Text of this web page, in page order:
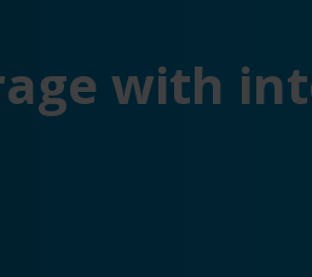
with